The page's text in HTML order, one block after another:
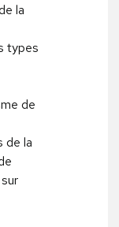
la
types
de
de la